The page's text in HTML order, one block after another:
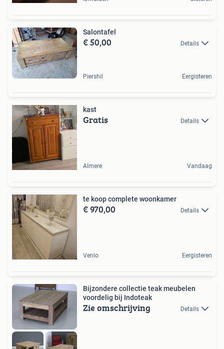
Salontafel
€ 50,00 Details
Piershil Eergisteren
kast
Gratis Details
Almere Vandaag
te koop complete woonkamer
€ 970,00 Details
Venlo Eergisteren
Bijzondere collectie teak meubelen
voordelig bij Indoteak
Zie omschrijving Details